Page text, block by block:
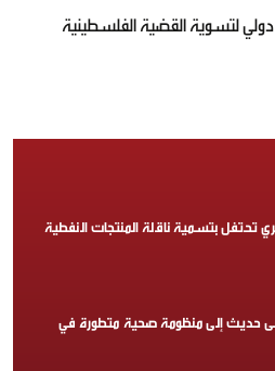
لتسوية القضية الفلسطينية
تحتفل بتسمية ناقلة المنتجات النفطية
حديث إلى منظومة صحية متطورة في